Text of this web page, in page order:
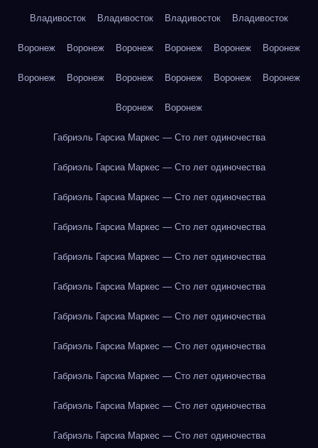
Владивосток Владивосток Владивосток Владивосток
Воронеж Воронеж Воронеж Воронеж Воронеж Воронеж
Воронеж Воронеж Воронеж Воронеж Воронеж Воронеж
Воронеж Воронеж
Габриэль Гарсиа Маркес — Сто лет одиночества
Габриэль Гарсиа Маркес — Сто лет одиночества
Габриэль Гарсиа Маркес — Сто лет одиночества
Габриэль Гарсиа Маркес — Сто лет одиночества
Габриэль Гарсиа Маркес — Сто лет одиночества
Габриэль Гарсиа Маркес — Сто лет одиночества
Габриэль Гарсиа Маркес — Сто лет одиночества
Габриэль Гарсиа Маркес — Сто лет одиночества
Габриэль Гарсиа Маркес — Сто лет одиночества
Габриэль Гарсиа Маркес — Сто лет одиночества
Габриэль Гарсиа Маркес — Сто лет одиночества